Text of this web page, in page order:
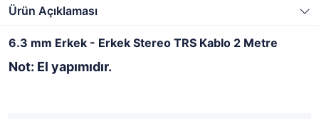
Ürün Açıklaması
6.3 mm Erkek - Erkek Stereo TRS Kablo 2 Metre
Not: El yapımıdır.